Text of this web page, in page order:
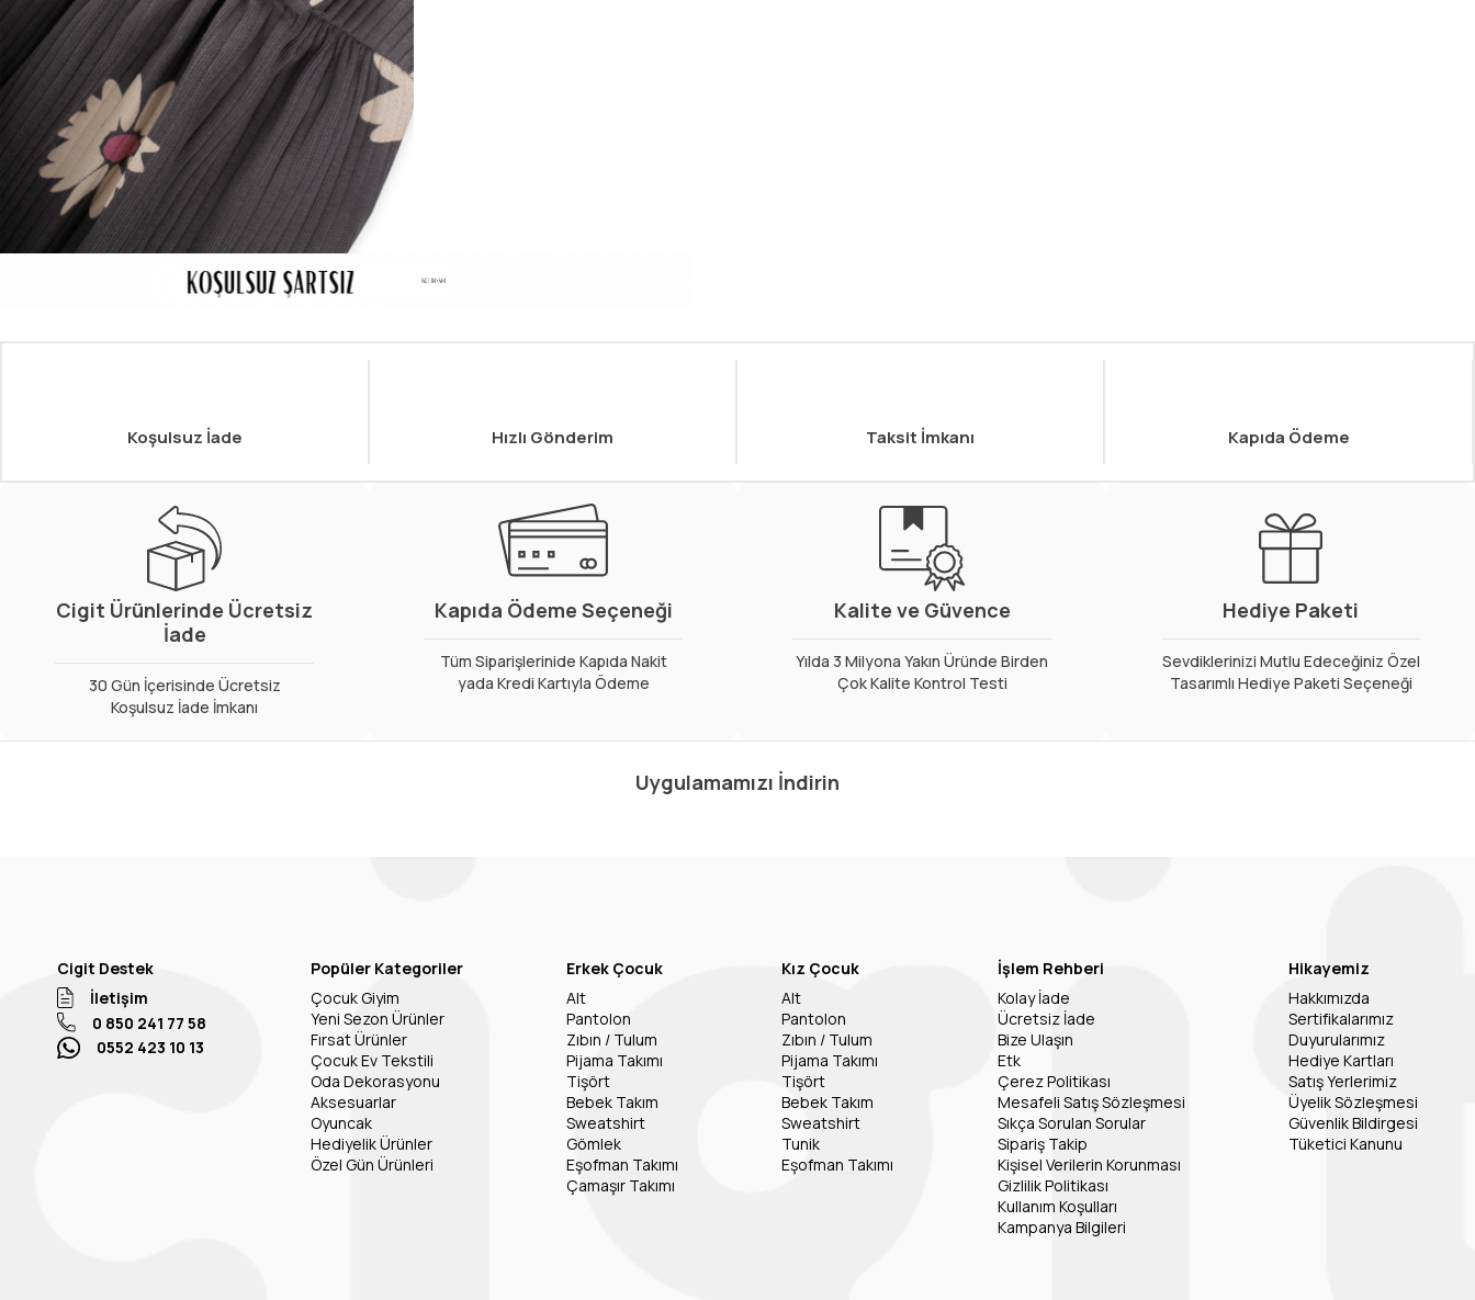
Koşulsuz İade Hızlı Gönderim Taksit İmkanı Kapıda Ödeme
Cigit Ürünlerinde Ücretsiz
İade
30 Gün İçerisinde Ücretsiz
Koşulsuz İade İmkanı
Kapıda Ödeme Seçeneği
Tüm Siparişlerinide Kapıda Nakit
yada Kredi Kartıyla Ödeme
Kalite ve Güvence
Yılda 3 Milyona Yakın Üründe Birden
Çok Kalite Kontrol Testi
Hediye Paketi
Sevdiklerinizi Mutlu Edeceğiniz Özel
Tasarımlı Hediye Paketi Seçeneği
Uygulamamızı İndirin
Cigit Destek
İletişim
0 850 241 77 58
0552 423 10 13
Popüler Kategoriler
Çocuk Giyim
Yeni Sezon Ürünler
Fırsat Ürünler
Çocuk Ev Tekstili
Oda Dekorasyonu
Aksesuarlar
Oyuncak
Hediyelik Ürünler
Özel Gün Ürünleri
Erkek Çocuk
Alt
Pantolon
Zıbın / Tulum
Pijama Takımı
Tişört
Bebek Takım
Sweatshirt
Gömlek
Eşofman Takımı
Çamaşır Takımı
Kız Çocuk
Alt
Pantolon
Zıbın / Tulum
Pijama Takımı
Tişört
Bebek Takım
Sweatshirt
Tunik
Eşofman Takımı
İşlem Rehberi
Kolay İade
Ücretsiz İade
Bize Ulaşın
Etk
Çerez Politikası
Mesafeli Satış Sözleşmesi
Sıkça Sorulan Sorular
Sipariş Takip
Kişisel Verilerin Korunması
Gizlilik Politikası
Kullanım Koşulları
Kampanya Bilgileri
Hikayemiz
Hakkımızda
Sertifikalarımız
Duyurularımız
Hediye Kartları
Satış Yerlerimiz
Üyelik Sözleşmesi
Güvenlik Bildirgesi
Tüketici Kanunu